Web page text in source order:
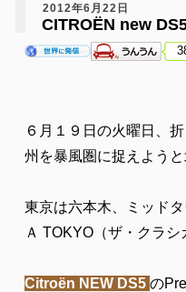
2012年6月22日
CITROЁN new
６月１９日の火曜日、
州を暴風圏に捉えようと
東京は六本木、ミッド
Ａ TOKYO（ザ・クラシ
Citroën NEW DS5 の